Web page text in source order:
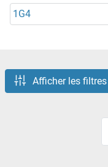
1G4
Afficher les filtres